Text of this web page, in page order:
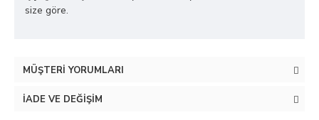
size göre.
MÜŞTERI YORUMLARI
İADE VE DEĞIŞIM